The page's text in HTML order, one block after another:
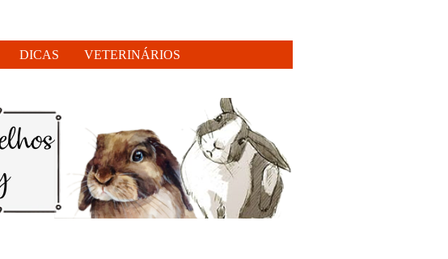
DICAS VETERINÁRIOS